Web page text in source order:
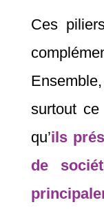
Ces
surtout ce
qu’ils
de